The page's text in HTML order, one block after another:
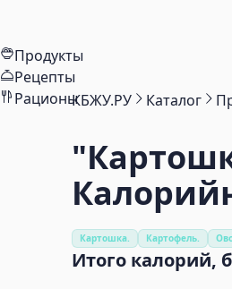
Продукты
Рецепты
РационыКБЖУ.РУ Каталог
Картошка. Картофель.
Итого калорий,